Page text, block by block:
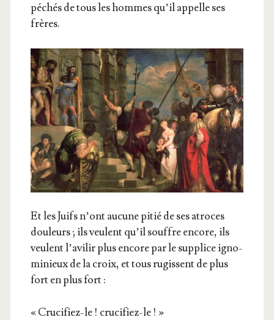
péchés de tous les hommes qu’il appelle ses
frères.
Et les Juifs n’ont aucune pitié de ses atroces
dou­leurs ; ils veulent qu’il souffre encore, ils
veulent l’avilir plus encore par le sup­plice igno­
mi­nieux de la croix, et tous rugissent de plus
fort en plus fort :
« Cru­ci­fiez-le ! crucifiez-le ! »